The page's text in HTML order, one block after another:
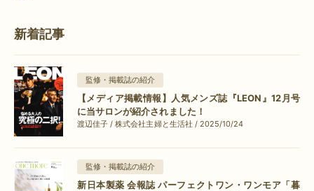
新着記事
監修・掲載誌の紹介
【メディア掲載情報】人気メンズ誌『LEON』12月号
に当サロンが紹介されました！
渡辺佳子 / 株式会社主婦と生活社 / 2025/10/24
監修・掲載誌の紹介
新日本製薬 会報誌 パーフェクトワン・ワンモア「暮